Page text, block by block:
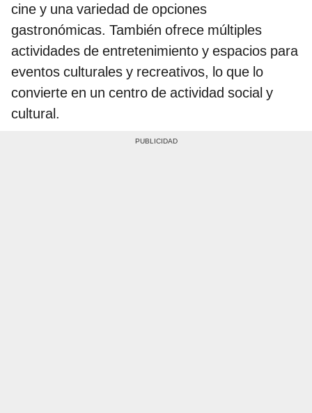
cine y una variedad de opciones
gastronómicas. También ofrece múltiples
actividades de entretenimiento y espacios para
eventos culturales y recreativos, lo que lo
convierte en un centro de actividad social y
cultural.